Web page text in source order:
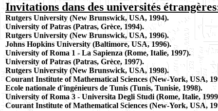
Invitations dans des universités
Rutgers University (New Brunswick, USA, 1994).
University of Patras (Patras, Grèce, 1994).
Rutgers University (New Brunswick, USA, 1996).
Johns Hopkins University (Baltimore, USA, 1996).
University of Roma 1 - La Sapienza (Rome, Italie, 1997).
University of Patras (Patras, Grèce, 1997).
Rutgers University (New Brunswick, USA, 1998).
Courant Institute of Mathematical Sciences (New-York, USA,
Ecole nationale d'ingénieurs de Tunis (Tunis, Tunisie, 1998).
University of Roma 3 - Universita Degli Studi (Rome, Italie,
Courant Institute of Mathematical Sciences (New-York, USA,